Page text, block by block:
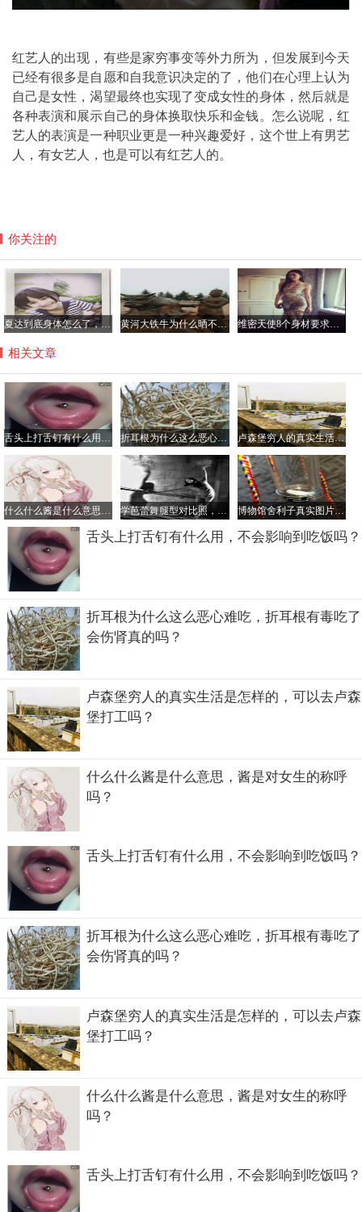
红艺人的出现，有些是家穷事变等外力所为，但发展到今天
已经有很多是自愿和自我意识决定的了，他们在心理上认为
自己是女性，渴望最终也实现了变成女性的身体，然后就是
各种表演和展示自己的身体换取快乐和金钱。怎么说呢，红
艺人的表演是一种职业更是一种兴趣爱好，这个世上有男艺
人，有女艺人，也是可以有红艺人的。
你关注的
夏达到底身体怎么了，夏达在日本有多红？ 黄河大铁牛为什么晒不烫，八只黄河铁牛另四个在哪里？ 维密天使8个身材要求是哪8个，维密天使平均体重多少斤？
相关文章
折耳根为什么这么恶心难吃，折耳根有毒吃了会伤肾真的吗？ 卢森堡穷人的真实生活是怎样的，可以去卢森堡打工吗？
博物馆舍利子真实图片，看舍利子什么颜色的好
舌头上打舌钉有什么用，不会影响到吃饭吗？
折耳根为什么这么恶心难吃，折耳根有毒吃了
会伤肾真的吗？
卢森堡穷人的真实生活是怎样的，可以去卢森
堡打工吗？
什么什么酱是什么意思，酱是对女生的称呼
吗？
舌头上打舌钉有什么用，不会影响到吃饭吗？
折耳根为什么这么恶心难吃，折耳根有毒吃了
会伤肾真的吗？
卢森堡穷人的真实生活是怎样的，可以去卢森
堡打工吗？
什么什么酱是什么意思，酱是对女生的称呼
吗？
舌头上打舌钉有什么用，不会影响到吃饭吗？